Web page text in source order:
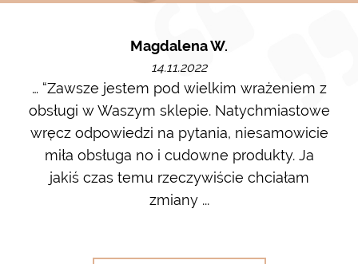
Magdalena W.
14.11.2022
… “Zawsze jestem pod wielkim wrażeniem z
obsługi w Waszym sklepie. Natychmiastowe
wręcz odpowiedzi na pytania, niesamowicie
miła obsługa no i cudowne produkty. Ja
jakiś czas temu rzeczywiście chciałam
zmiany ...